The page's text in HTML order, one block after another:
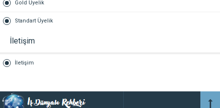
Gold Üyelik
Standart Üyelik
İletişim
İletişim